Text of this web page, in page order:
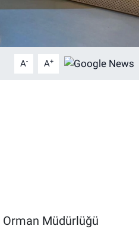
A- A+
Müdürlüğü